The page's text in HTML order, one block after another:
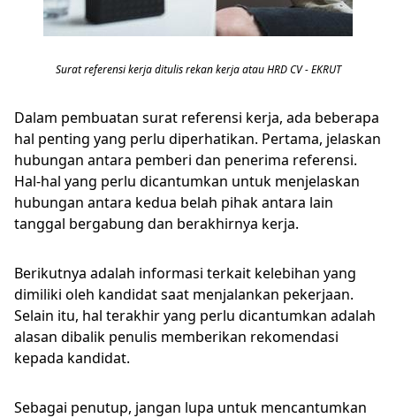
Surat referensi kerja ditulis rekan kerja atau HRD CV - EKRUT
Dalam pembuatan surat referensi kerja, ada beberapa
hal penting yang perlu diperhatikan. Pertama, jelaskan
hubungan antara pemberi dan penerima referensi.
Hal-hal yang perlu dicantumkan untuk menjelaskan
hubungan antara kedua belah pihak antara lain
tanggal bergabung dan berakhirnya kerja.
Berikutnya adalah informasi terkait kelebihan yang
dimiliki oleh kandidat saat menjalankan pekerjaan.
Selain itu, hal terakhir yang perlu dicantumkan adalah
alasan dibalik penulis memberikan rekomendasi
kepada kandidat.
Sebagai penutup, jangan lupa untuk mencantumkan